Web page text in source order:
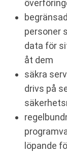
personer
data för
åt dem
säkra
drivs på
löpande